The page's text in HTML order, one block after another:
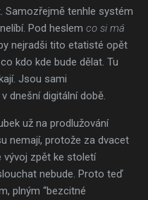
tenhle systém
Pod heslem co si má
nejradši tito etatisté opět
kdo kde bude dělat. Tu
Jsou sami
dnešní digitální době.
už na prodlužování
nemají, protože za dvacet
vývoj zpět ke století
nebude. Proto teď
plným “bezcitné